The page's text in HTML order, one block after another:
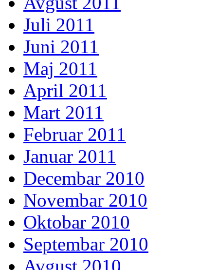
Juli 2011
Juni 2011
Maj 2011
April 2011
Mart 2011
Februar 2011
Januar 2011
Decembar 2010
Novembar 2010
Oktobar 2010
Septembar 2010